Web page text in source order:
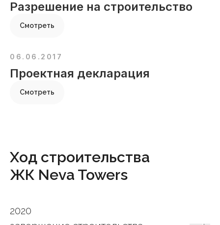
Разрешение на строительство
Смотреть
06.06.2017
Проектная декларация
Смотреть
Ход строительства
ЖК Neva Towers
2020